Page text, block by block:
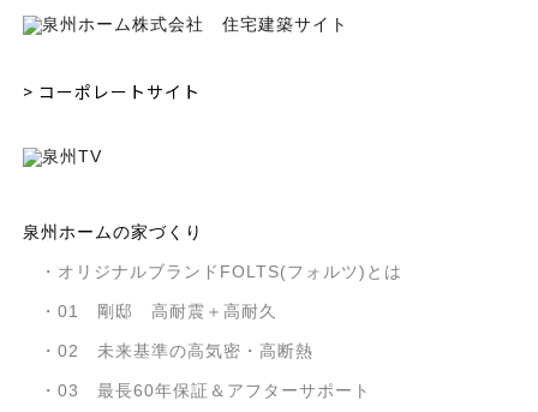
> コーポレートサイト
泉州ホームの家づくり
・オリジナルブランドFOLTS(フォルツ)とは
・01 剛邸 高耐震＋高耐久
・02 未来基準の高気密・高断熱
・03 最長60年保証＆アフターサポート